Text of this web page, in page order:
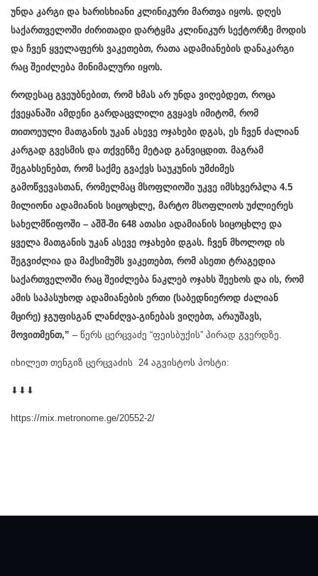
უნდა კარგი და ხარისხიანი კლინიკური მართვა იყოს. დღეს
საქართველოში ძირითადი დარტყმა კლინიკურ სექტორზე მოდის
და ჩვენ ყველაფერს ვაკეთებთ, რათა ადამიანების დანაკარგი
რაც შეიძლება მინიმალური იყოს.
როდესაც გვეუბნებით, რომ ხმას არ უნდა ვიღებდეთ, როცა
ქვეყანაში ამდენი გარდაცვლილი გვყავს იმიტომ, რომ
თითოეული მათგანის უკან ასევე ოჯახები დგას, ეს ჩვენ ძალიან
კარგად გვესმის და თქვენზე მეტად განვიცდით. მაგრამ
შეგახსენებთ, რომ საქმე გვაქვს საუკუნის უმძიმეს
გამოწვევასთან, რომელმაც მსოფლიოში უკვე იმსხვერპლა 4.5
მილიონი ადამიანის სიცოცხლე, მარტო მსოფლიოს უძლიერეს
სახელმწიფოში – აშშ-ში 648 ათასი ადამიანის სიცოცხლე და
ყველა მათგანის უკან ასევე ოჯახები დგას. ჩვენ მხოლოდ ის
შეგვიძლია და მაქსიმუმს ვაკეთებთ, რომ ასეთი ტრაგედია
საქართველოში რაც შეიძლება ნაკლებ ოჯახს შეეხოს და ის, რომ
ამის საპასუხოდ ადამიანების ერთი (საბედნიეროდ ძალიან
მცირე) ჯგუფისგან ლანძღვა-გინებას ვიღებთ, არაუშავს,
მოვითმენთ,” – წერს ცერცვაძე “ფეისბუქის” პირად გვერდზე.
იხილეთ თენგიზ ცერცვაძის 24 აგვისტოს პოსტი:
⬇⬇⬇
https://mix.metronome.ge/20552-2/